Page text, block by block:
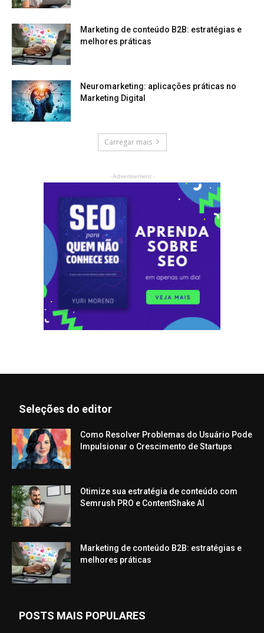
Marketing de conteúdo B2B: estratégias e
melhores práticas
Neuromarketing: aplicações práticas no
Marketing Digital
Carregar mais
- Advertisement -
Seleções do editor
Como Resolver Problemas do Usuário Pode
Impulsionar o Crescimento de Startups
Otimize sua estratégia de conteúdo com
Semrush PRO e ContentShake AI
Marketing de conteúdo B2B: estratégias e
melhores práticas
POSTS MAIS POPULARES